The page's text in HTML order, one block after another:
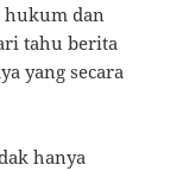
hukum dan
tahu berita
yang secara
hanya